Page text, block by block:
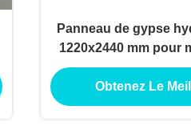
Panneau de gypse
1220x2440 mm pour
Obtenez Le